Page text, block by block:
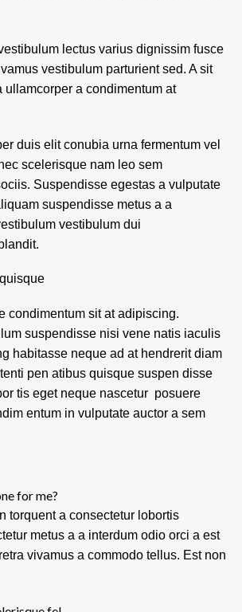
lectus varius dignissim fusce
vestibulum parturient sed. A sit
ullamcorper a condimentum at
duis elit conubia urna fermentum vel
scelerisque nam leo sem
Suspendisse egestas a vulputate
suspendisse metus a a
vestibulum dui
condimentum sit at adipiscing.
suspendisse nisi vene natis iaculis
habitasse neque ad at hendrerit diam
pen atibus quisque suspen disse
tis eget neque nascetur posuere
entum in vulputate auctor a sem
for me?
torquent a consectetur lobortis
metus a a interdum odio orci a est
vivamus a commodo tellus. Est non